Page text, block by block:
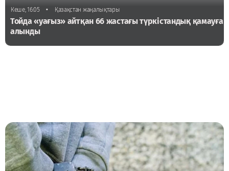
Кеше, 16:05 • Қазақстан жаңалықтары
Тойда «уағыз» айтқан 66 жастағы түркістандық қамауға
алынды